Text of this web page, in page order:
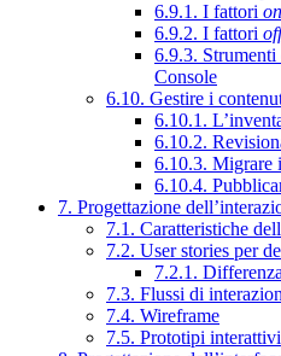
6.9.1. I fattori
6.9.2. I fattori
6.9.3. Strumenti
Console
6.10. Gestire i
6.10.1.
6.10.2.
6.10.3. Migrare
6.10.4.
7. Progettazione
7.1. Caratteristiche
7.2. User stories per
7.2.1.
7.3. Flussi di
7.4. Wireframe
7.5. Prototipi interattivi